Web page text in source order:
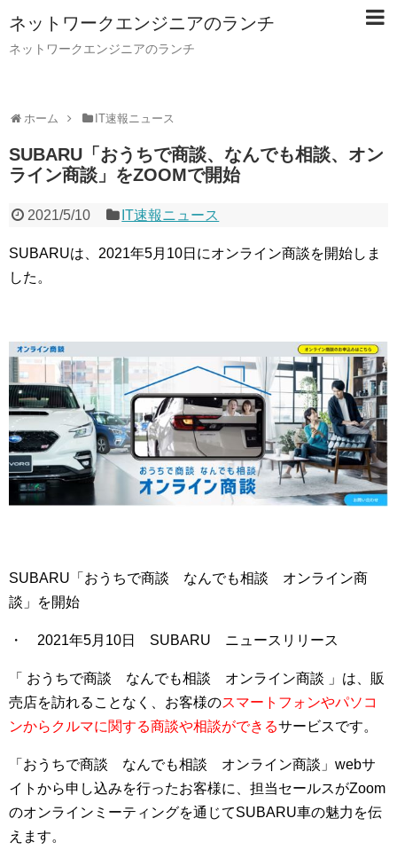
ネットワークエンジニアのランチ
ネットワークエンジニアのランチ
ホーム IT速報ニュース
SUBARU「おうちで商談、なんでも相談、オン
ライン商談」をZOOMで開始
2021/5/10 IT速報ニュース
SUBARUは、2021年5月10日にオンライン商談を開始しま
した。
SUBARU「おうちで商談 なんでも相談 オンライン商
談」を開始
・ 2021年5月10日 SUBARU ニュースリリース
「 おうちで商談 なんでも相談 オンライン商談 」は、販
売店を訪れることなく、お客様のスマートフォンやパソコ
ンからクルマに関する商談や相談ができるサービスです。
「おうちで商談 なんでも相談 オンライン商談」webサ
イトから申し込みを行ったお客様に、担当セールスがZoom
のオンラインミーティングを通じてSUBARU車の魅力を伝
えます。